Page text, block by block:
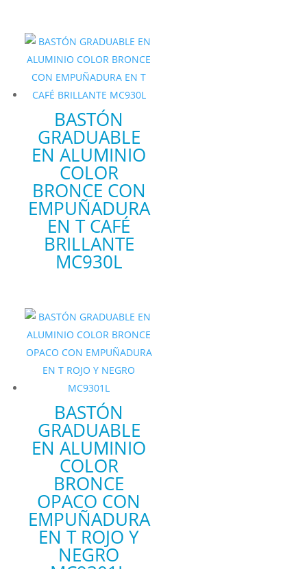
BASTÓN
GRADUABLE
EN ALUMINIO
COLOR
BRONCE CON
EMPUÑADURA
EN T CAFÉ
BRILLANTE
MC930L
BASTÓN
GRADUABLE
EN ALUMINIO
COLOR
BRONCE
OPACO CON
EMPUÑADURA
EN T ROJO Y
NEGRO